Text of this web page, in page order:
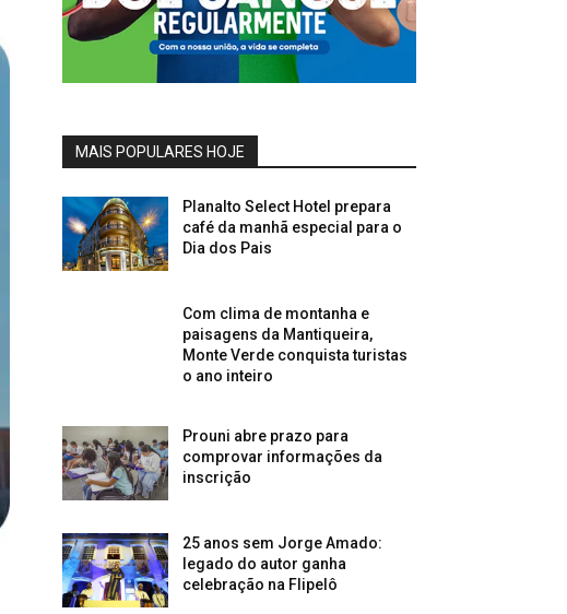
MAIS POPULARES HOJE
Planalto Select Hotel prepara
café da manhã especial para o
Dia dos Pais
Com clima de montanha e
paisagens da Mantiqueira,
Monte Verde conquista turistas
o ano inteiro
Prouni abre prazo para
comprovar informações da
inscrição
25 anos sem Jorge Amado:
legado do autor ganha
celebração na Flipelô